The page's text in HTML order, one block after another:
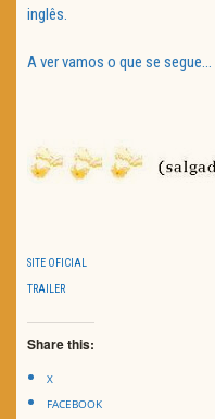
inglês.
A ver vamos o que se
SITE OFICIAL
TRAILER
Share this:
X
FACEBOOK